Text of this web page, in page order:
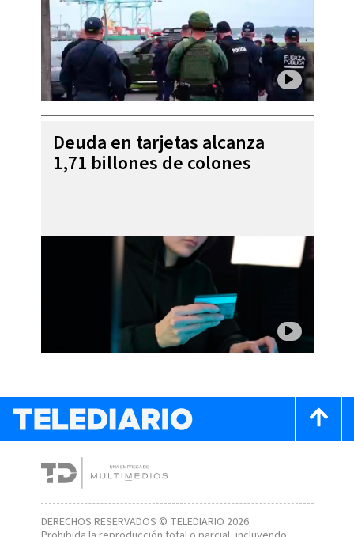
Deuda en tarjetas alcanza
1,71 billones de colones
DERECHOS RESERVADOS © TELEDIARIO 2026